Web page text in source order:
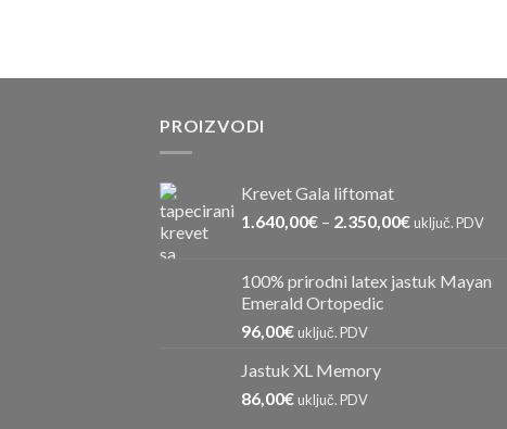
PROIZVODI
Krevet Gala liftomat
1.640,00€ – 2.350,00€ uključ. PDV
100% prirodni latex jastuk Mayan
Emerald Ortopedic
96,00€ uključ. PDV
Jastuk XL Memory
86,00€ uključ. PDV